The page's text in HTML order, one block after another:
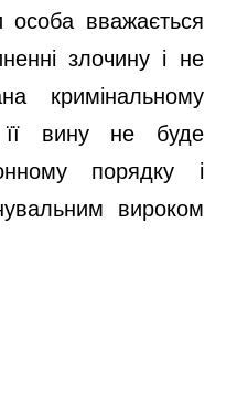
особа вважається
злочину і не
кримінальному
вину не буде
порядку і
вироком